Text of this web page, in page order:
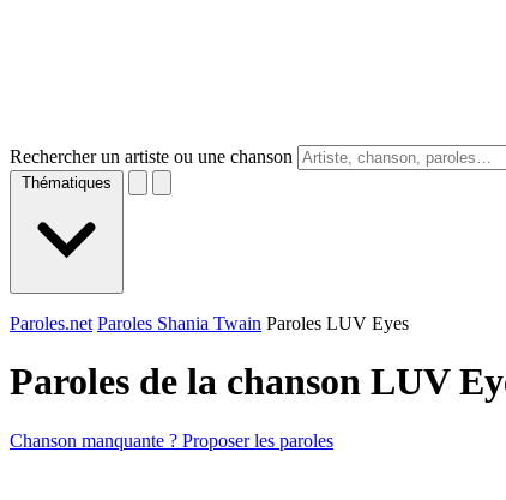
Rechercher un artiste ou une chanson
Thématiques
Paroles.net Paroles Shania Twain Paroles LUV Eyes
Paroles de la chanson LUV
Chanson manquante ? Proposer les paroles